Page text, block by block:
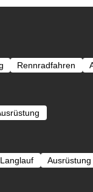
Rennradfahren
Langlauf Ausrüstung